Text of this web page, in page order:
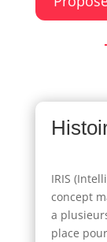
IRIS
concept
a
place